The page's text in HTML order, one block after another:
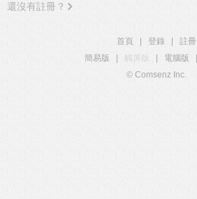
還沒有註冊？
首頁 登錄
註冊
簡易版
觸屏版 電腦版
© Comsenz Inc.